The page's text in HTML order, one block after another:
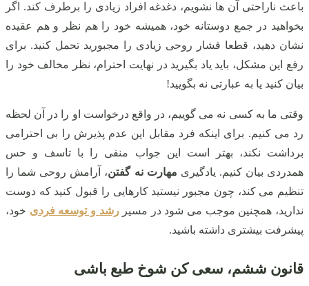
باعث ناراحتی آن ها نشویم، دغدغه افراد زیادی را برطرف کند. اگر
بخواهید در جمع دوستانه خود، همیشه خود را هم نظر و هم عقیده
نشان دهید، قطعا فشار روحی زیادی را مجبورید تحمل کنید. برای
رفع این مشکل، باید یاد بگیرید در نهایت احترام، نظر مخالف خود را
بیان کنید یا به عبارتی نه بگویید!
وقتی ما به کسی نه می گوییم، در واقع درخواست او را در آن لحظه
رد می کنیم. برای اینکه فرد مقابل این عدم پذیرش را بی احترامی
برداشت نکند، بهتر است این جواب منفی را با تاسف و حس
همدردی بیان کنیم. یادگیری مهارت نه گفتن، آرامش روحی شما را
تنظیم می کند، چون مجبور نیستید کارهایی را قبول کنید که دوست
ندارید، همچنین موجب می شود در مسیررشد و توسعه فردی خود،
پیشرفت بیشتری داشته باشید.
قانون ششم، سعی کن شوخ طبع باشی